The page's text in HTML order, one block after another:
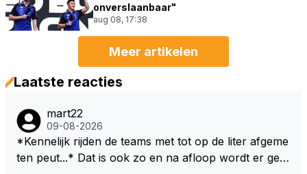
onverslaanbaar"
aug 08, 17:38
Meer artikelen
Laatste reacties
mart22
09-08-2026
*Kennelijk rijden de teams met tot op de liter afgeme
ten peut...* Dat is ook zo en na afloop wordt er gec